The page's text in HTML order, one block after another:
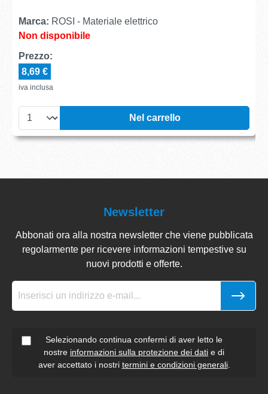
Marca: ROSI - Materiale elettrico
Non disponibile
Prezzo:
8,69 €
iva inclusa
Nel carrello
Newsletter
Abbonati ora alla nostra newsletter che viene pubblicata
regolarmente per ricevere informazioni tempestive su
nuovi prodotti e offerte.
Selezionando continua confermi di aver letto le
nostre informazioni sulla protezione dei dati e di
aver accettato i nostri termini e condizioni generali.